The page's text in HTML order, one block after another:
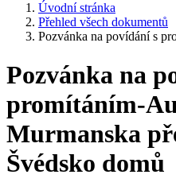
Úvodní stránka
Přehled všech dokumentů
Pozvánka na povídání s
Pozvánka na
promítáním-
Murmanska
Švédsko domů